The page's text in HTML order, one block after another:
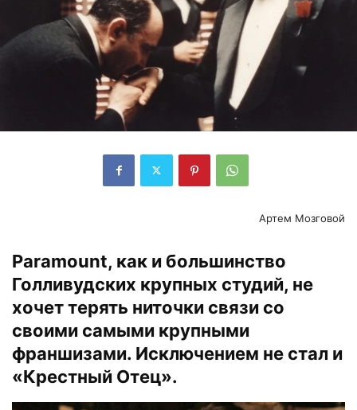
Артем Мозговой
Paramount, как и большинство
Голливудских крупных студий, не
хочет терять ниточки связи со
своими самыми крупными
франшизами. Исключением не стал и
«Крестный Отец».